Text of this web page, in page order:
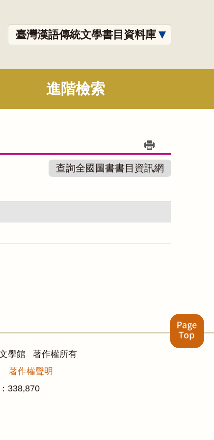
臺灣漢語傳統文學書目資料庫
進階檢索
查詢全國圖書書目資訊網
學館 著作權所有
著作權聲明
338,870